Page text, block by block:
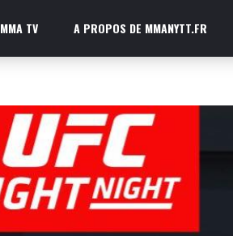
MMA TV A PROPOS DE MMANYTT.FR